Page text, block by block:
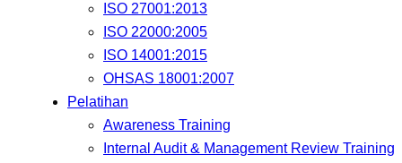
ISO 27001:2013
ISO 22000:2005
ISO 14001:2015
OHSAS 18001:2007
Pelatihan
Awareness Training
Internal Audit & Management Review Training